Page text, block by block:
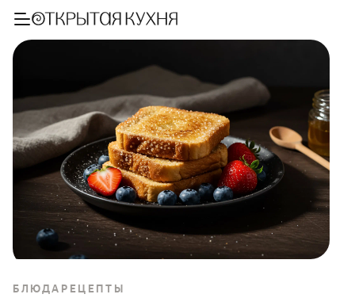
БЛЮДА РЕЦЕПТЫ